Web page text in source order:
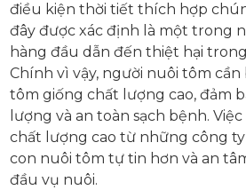
điều kiện thời tiết thích hợp
đây được xác định là một trong
hàng đầu dẫn đến thiệt hại
Chính vì vậy, người nuôi tôm
tôm giống chất lượng cao, đảm
lượng và an toàn sạch bệnh.
chất lượng cao từ những công
con nuôi tôm tự tin hơn và an
đầu vụ nuôi.